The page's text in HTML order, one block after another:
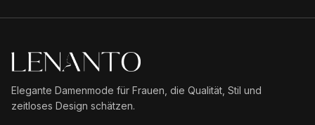
Elegante Damenmode für Frauen, die Qualität, Stil und
zeitloses Design schätzen.